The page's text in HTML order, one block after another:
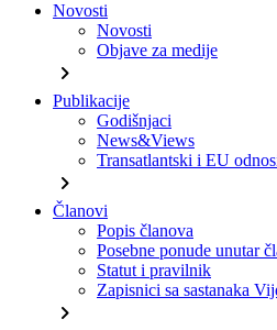
Novosti
Novosti
Objave za medije
chevron_right
Publikacije
Godišnjaci
News&Views
Transatlantski i EU
chevron_right
Članovi
Popis članova
Posebne ponude unutar
Statut i pravilnik
Zapisnici sa sastanaka
chevron_right